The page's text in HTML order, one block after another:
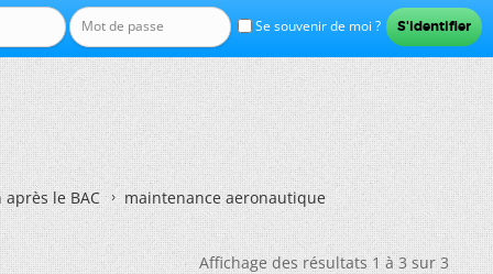
Se souvenir de moi ?
le BAC maintenance aeronautique
Affichage des résultats 1 à 3 sur 3